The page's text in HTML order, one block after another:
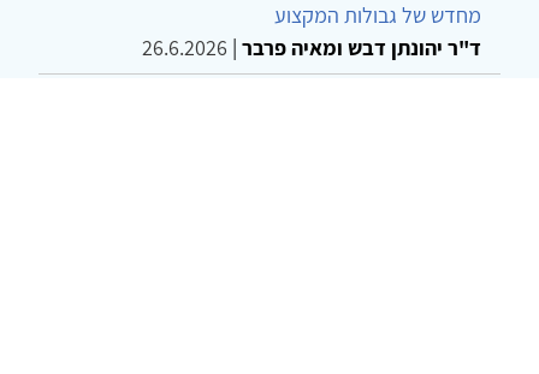
מחדש של גבולות המקצוע
ד"ר יהונתן דבש ומאיה פרבר |
26.6.2026